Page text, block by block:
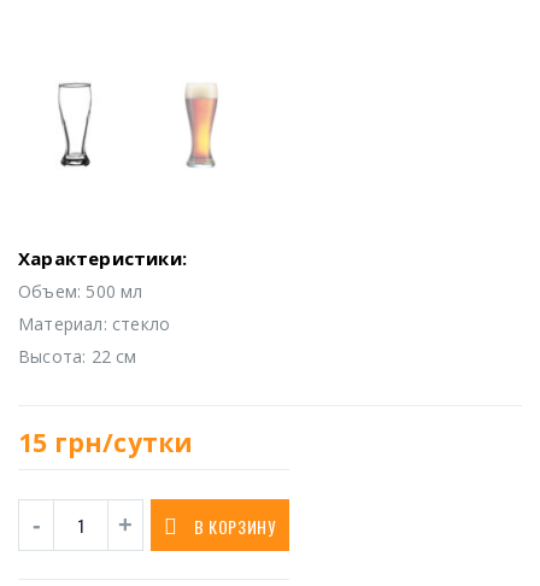
Характеристики:
Объем: 500 мл
Материал: стекло
Высота: 22 см
15 грн/сутки
В КОРЗИНУ